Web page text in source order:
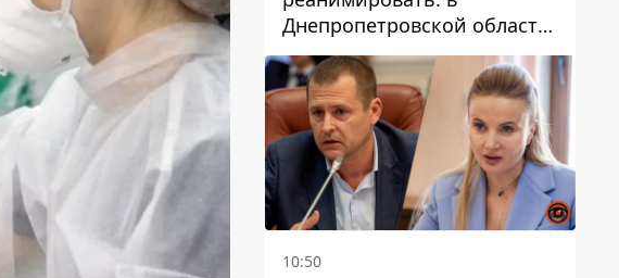
Днепропетровской области
двухлетний мальчик утонул
в бассейне
10:50